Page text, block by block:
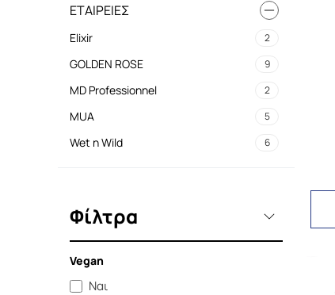
ΕΤΑΙΡΕΊΕΣ
Elixir 2
GOLDEN ROSE 9
MD Professionnel 2
MUA 5
Wet n Wild 6
Φίλτρα
Vegan
Ναι